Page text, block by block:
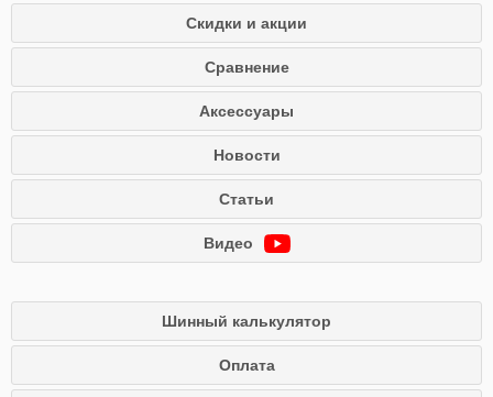
Скидки и акции
Сравнение
Аксессуары
Новости
Статьи
Видео
Шинный калькулятор
Оплата